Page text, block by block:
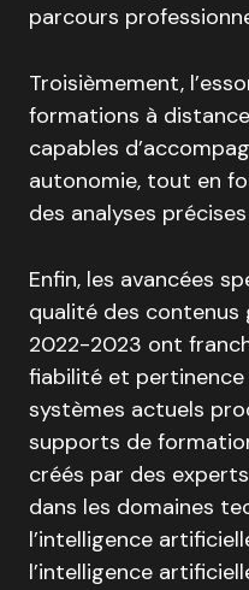
parcours
Troisièmement,
formations à
capables
autonomie, tout en
des analyses
Enfin, les avancées
qualité des contenus
2022-2023 ont
fiabilité et pertinence
systèmes actuels
supports de
créés par des
dans les domaines
l’intelligence
l’intelligence